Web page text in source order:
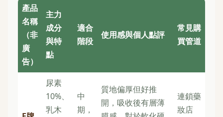
產品
名稱
（非
廣
告）
主力
成分
與特
點
適合
階段
使用感與個人點評
常見購
買管道
尿素
10%、
乳木
中
期，
質地偏厚但好推
開，吸收後有層薄
連鎖藥
妝店